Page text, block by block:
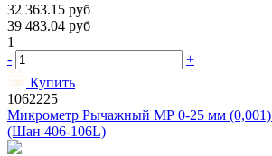
32 363.15 руб
39 483.04 руб
1
-
+
Купить
1062225
Микрометр Рычажный МР 0-25 мм (0,001)
(Шан 406-106L)